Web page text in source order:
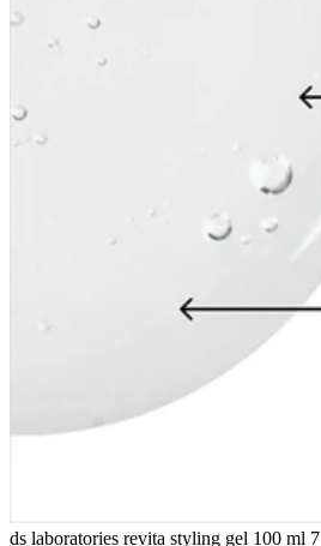
ds laboratories revita styling gel 100 ml 7